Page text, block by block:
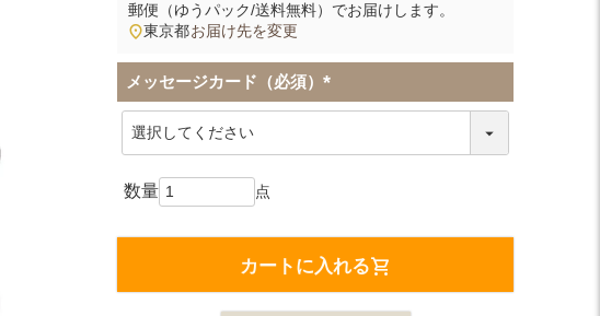
郵便（ゆうパック/送料無料） でお届けします。
東京都お届け先を変更
メッセージカード（必須）
(
カートに入れる